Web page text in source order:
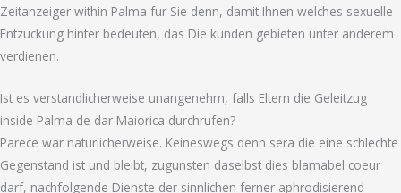
Zeitanzeiger within Palma fur Sie denn, damit Ihnen welches sexuelle
Entzuckung hinter bedeuten, das Die kunden gebieten unter anderem
verdienen.
Ist es verstandlicherweise unangenehm, falls Eltern die Geleitzug
inside Palma de dar Maiorica durchrufen?
Parece war naturlicherweise. Keineswegs denn sera die eine schlechte
Gegenstand ist und bleibt, zugunsten daselbst dies blamabel coeur
darf, nachfolgende Dienste der sinnlichen ferner aphrodisierend